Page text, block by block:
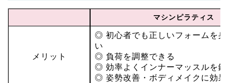
マシンピラティス
メリット
◎ 初心者でも正しいフォームを
い
◎ 負荷を調整できる
◎ 効率よくインナーマッスルを
◎ 姿勢改善・ボディメイクに効